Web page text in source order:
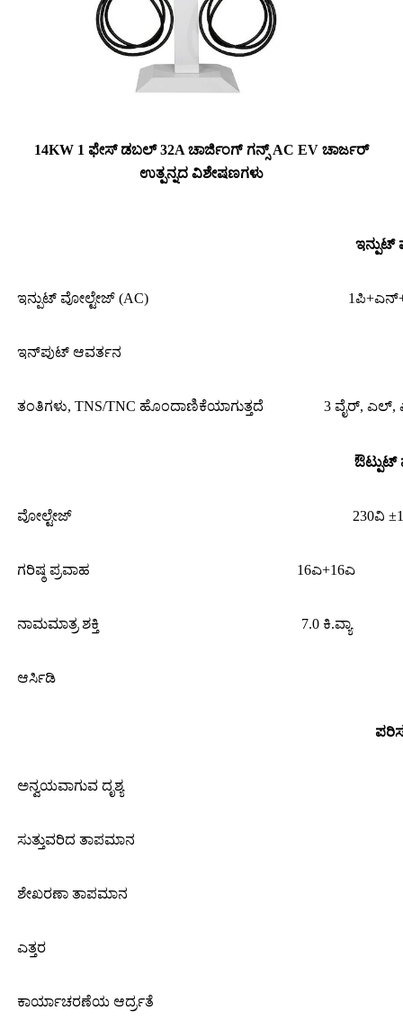
14KW 1 ಫೇಸ್ ಡಬಲ್ 32A ಚಾರ್ಜಿಂಗ್ ಗನ್ಸ್ AC EV ಚಾರ್ಜರ್
ಉತ್ಪನ್ನದ ವಿಶೇಷಣಗಳು
ಇನ್ಪುಟ್ ವೋಲ್ಟೇಜ್ (AC)
ಇನ್‌ಪುಟ್ ಆವರ್ತನ
ತಂತಿಗಳು, TNS/TNC ಹೊಂದಾಣಿಕೆಯಾಗುತ್ತದೆ 3 ವೈರ್, ಎಲ್,
ವೋಲ್ಟೇಜ್ 230ವಿ
ಗರಿಷ್ಠ ಪ್ರವಾಹ 16ಎ+16ಎ
ನಾಮಮಾತ್ರ ಶಕ್ತಿ 7.0 ಕಿ.ವ್ಯಾ
ಆರ್ಸಿಡಿ
ಅನ್ವಯವಾಗುವ ದೃಶ್ಯ
ಸುತ್ತುವರಿದ ತಾಪಮಾನ
ಶೇಖರಣಾ ತಾಪಮಾನ
ಎತ್ತರ
ಕಾರ್ಯಾಚರಣೆಯ ಆರ್ದ್ರತೆ